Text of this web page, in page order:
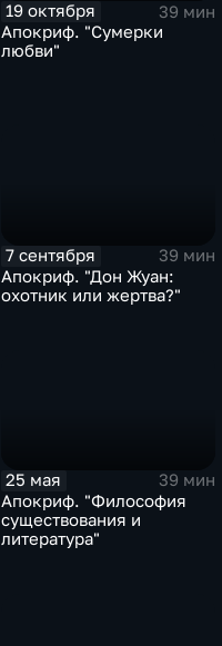
19 октября
39 мин
Апокриф. "Сумерки
любви"
7 сентября
39 мин
Апокриф. "Дон Жуан:
охотник или жертва?"
25 мая
39 мин
Апокриф. "Философия
существования и
литература"